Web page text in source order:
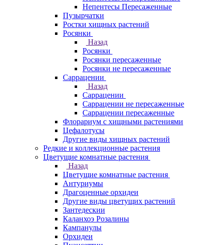
Непентесы Пересаженные
Пузырчатки
Ростки хищных растений
Росянки
Назад
Росянки
Росянки пересаженные
Росянки не пересаженные
Саррацении
Назад
Саррацении
Саррацении не пересаженные
Саррацении пересаженные
Флорариум с хищными растениями
Цефалотусы
Другие виды хищных растений
Редкие и коллекционные растения
Цветущие комнатные растения
Назад
Цветущие комнатные растения
Антуриумы
Драгоценные орхидеи
Другие виды цветущих растений
Зантедескии
Каланхоэ Розалины
Кампанулы
Орхидеи